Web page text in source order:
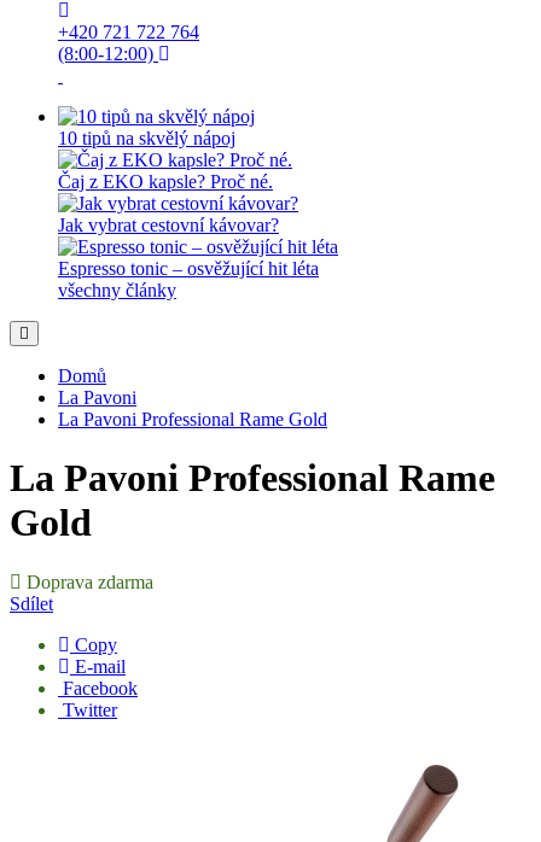
+420 721 722 764
(8:00-12:00)
10 tipů na skvělý nápoj
Čaj z EKO kapsle? Proč né.
Jak vybrat cestovní kávovar?
Espresso tonic – osvěžující hit léta
všechny články
Domů
La Pavoni
La Pavoni Professional Rame Gold
La Pavoni Professional Rame
Gold
Doprava zdarma
Sdílet
Copy
E-mail
Facebook
Twitter